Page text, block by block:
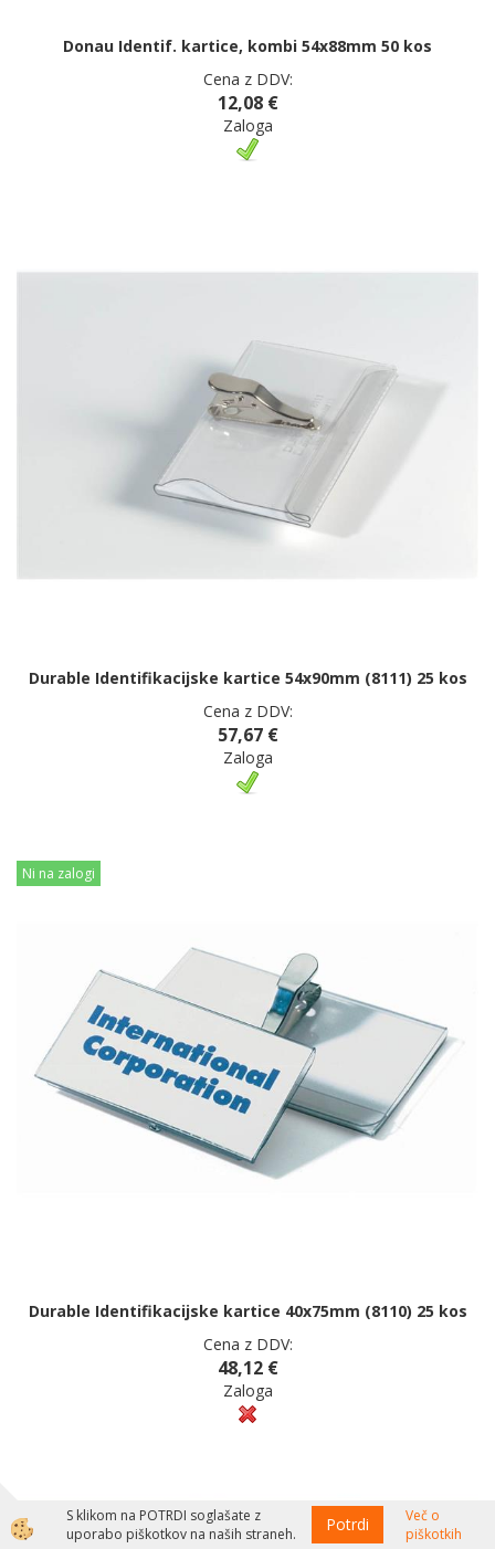
Donau Identif. kartice, kombi 54x88mm 50 kos
Cena z DDV:
12,08 €
Zaloga
Durable Identifikacijske kartice 54x90mm (8111) 25 kos
Cena z DDV:
57,67 €
Zaloga
Ni na zalogi
Durable Identifikacijske kartice 40x75mm (8110) 25 kos
Cena z DDV:
48,12 €
Zaloga
S klikom na POTRDI soglašate z
uporabo piškotkov na naših straneh.
Potrdi
Več o
piškotkih